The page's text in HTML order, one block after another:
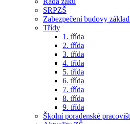
SRPZŠ
Zabezpečení budovy
Třídy
1. třída
2. třída
3. třída
4. třída
5. třída
6. třída
7. třída
8. třída
9. třída
Školní poradenské